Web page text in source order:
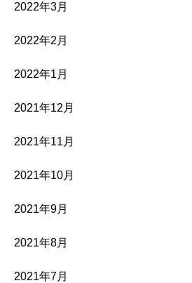
2022年3月
2022年2月
2022年1月
2021年12月
2021年11月
2021年10月
2021年9月
2021年8月
2021年7月